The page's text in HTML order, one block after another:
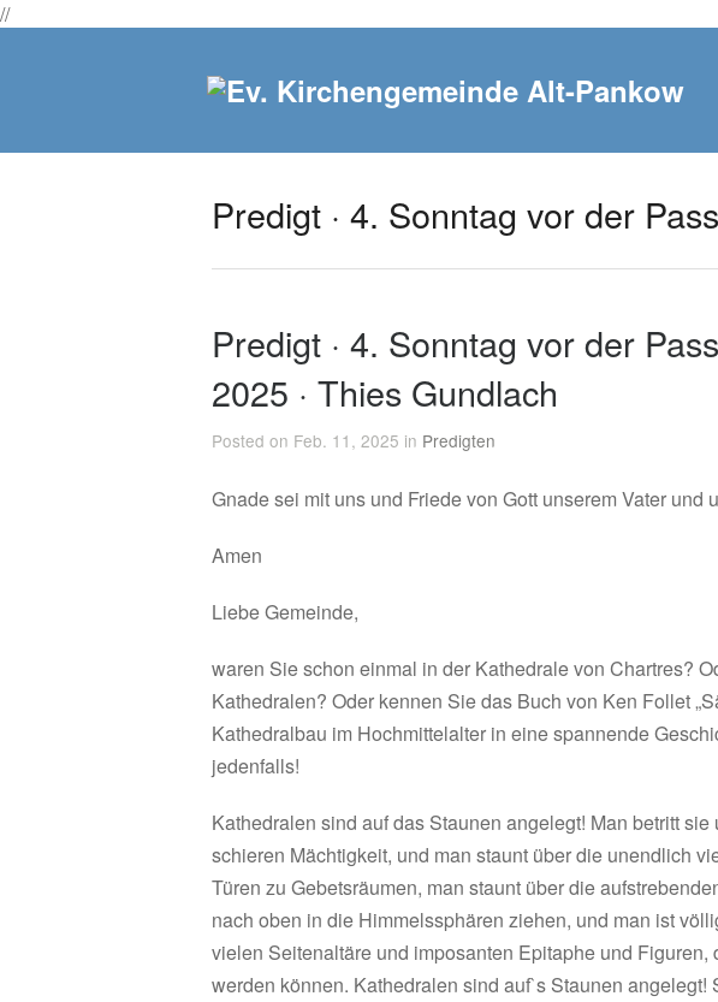
//
Predigt · 4. Sonntag vor der
Predigt · 4. Sonntag vor der
2025 · Thies Gundlach
Posted on Feb. 11, 2025 in Predigten
Gnade sei mit uns und Friede von Gott unserem Vater und
Amen
Liebe Gemeinde,
waren Sie schon einmal in der Kathedrale von Chartres?
Kathedralen? Oder kennen Sie das Buch von Ken Follet
Kathedralbau im Hochmittelalter in eine spannende
jedenfalls!
Kathedralen sind auf das Staunen angelegt! Man betritt
schieren Mächtigkeit, und man staunt über die unendlich
Türen zu Gebetsräumen, man staunt über die
nach oben in die Himmelssphären ziehen, und man ist
vielen Seitenaltäre und imposanten Epitaphe und Figuren,
werden können. Kathedralen sind auf`s Staunen